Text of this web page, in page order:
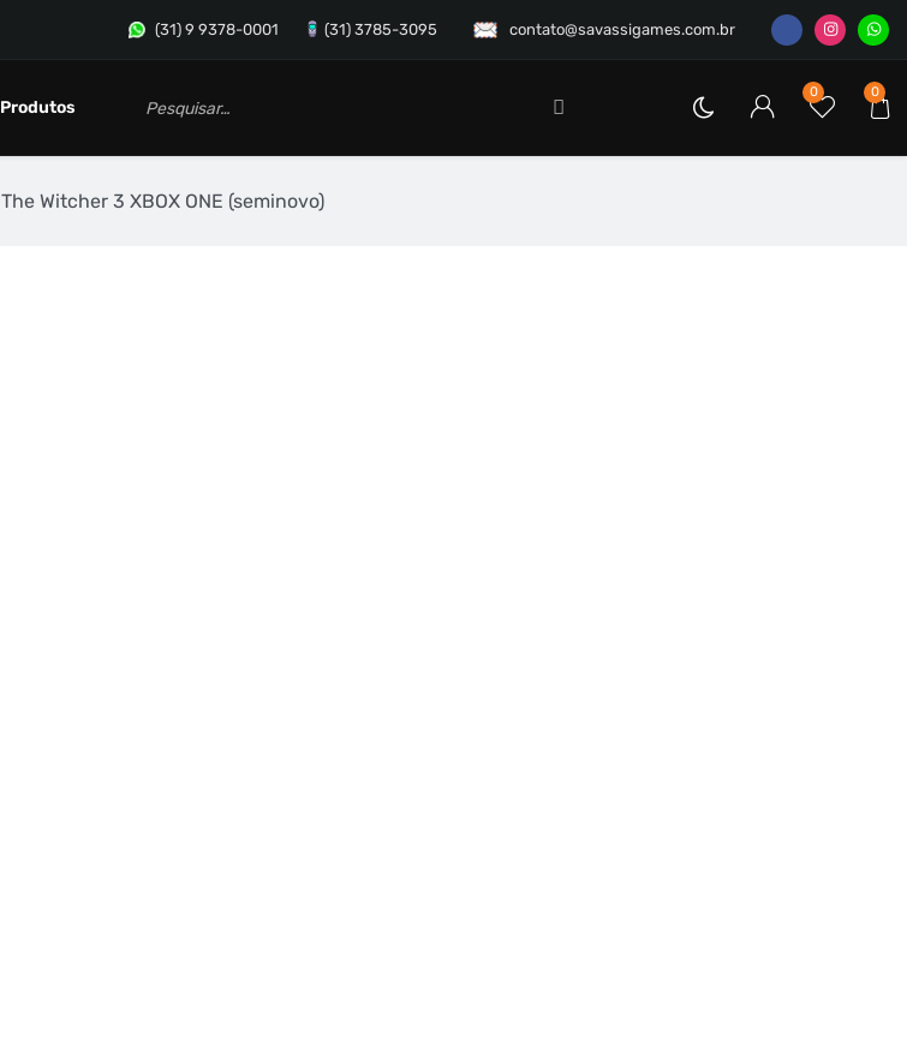
contato@savassigames.com.br
(31) 9 9378-0001 (31) 3785-3095
0
0
Produtos
The Witcher 3 XBOX ONE (seminovo)